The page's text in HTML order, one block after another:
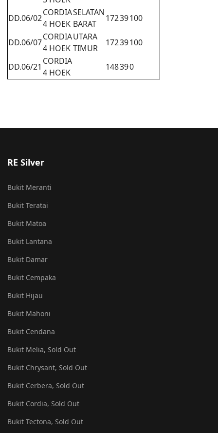
DD.06/02
CORDIA
4 HOEK
SELATAN
BARAT
17239100
DD.06/07
CORDIA
4 HOEK
UTARA
TIMUR
17239100
DD.06/21
CORDIA
4 HOEK
148390
RE Silver
Bukit Meranti
Bukit Teratai
Bukit Matoa
Bukit Lantana
Bukit Damar
Bukit Cempaka
Bukit Hijau
Bukit Mahoni
Bukit Cendana
Bukit Melia, Sold Out
Bukit Chrysant, Sold Out
Bukit Cerbera, Sold Out
Bukit Cordia, Sold Out
Bukit Tectona, Sold Out